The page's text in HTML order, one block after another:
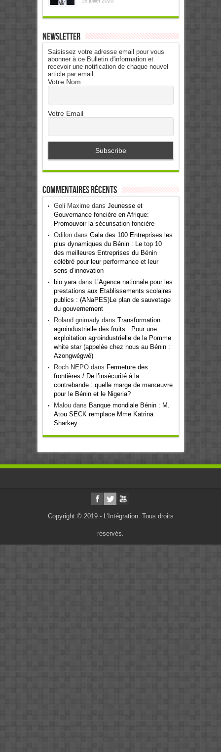
Newsletter
Saisissez votre adresse email pour vous
abonner à ce Bulletin d'information et
recevoir une notification de chaque nouvel
article par email.
Votre Nom
Votre Email
Commentaires récents
Goli Maximedans Jeunesse et
Gouvernance foncière en Afrique:
Promouvoir la sécurisation foncière
Odilondans Gala des 100 Entreprises les
plus dynamiques du Bénin : Le top 10
des meilleures Entreprises du Bénin
célébré pour leur performance et leur
sens d’innovation
bio yaradans
L’Agence nationale pour les
prestations aux Etablissements scolaires
publics : (ANaPES)Le plan de sauvetage
du gouvernement
Roland gnimadydans Transformation
agroindustrielle des fruits : Pour une
exploitation agroindustrielle de la Pomme
white star (appelée chez nous au Bénin :
Azongwégwé)
Roch NEPOdans Fermeture des
frontières / De l’insécurité à la
contrebande : quelle marge de manœuvre
pour le Bénin et le Nigeria?
Maloudans Banque mondiale Bénin : M.
Atou SECK remplace Mme Katrina
Sharkey
Copyright © 2019 - L'Intégration. Tous droits
réservés.